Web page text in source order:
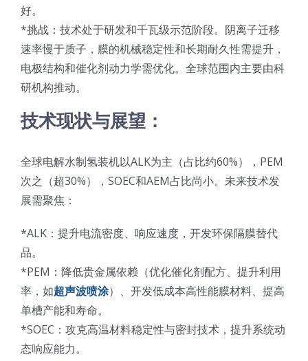
好。
*挑战：技术处于研发和千瓦级示范阶段。阴离子迁移
速率慢于质子，膜的机械稳定性和长期耐久性需提升，
电极结构和催化剂动力学需优化。全球范围内主要由科
研机构推动。
技术现状与展望：
全球电解水制氢装机以ALK为主（占比约60%），PEM
次之（超30%），SOEC和AEM占比尚小。未来技术发
展需聚焦：
*ALK：提升电流密度、响应速度，开发环保隔膜替代
品。
*PEM：降低贵金属依赖（优化催化剂配方、提升利用
率，如超声波喷涂）、开发低成本高性能膜材料、提高
单槽产能和寿命。
*SOEC：攻克高温材料稳定性与密封技术，提升系统动
态响应能力。